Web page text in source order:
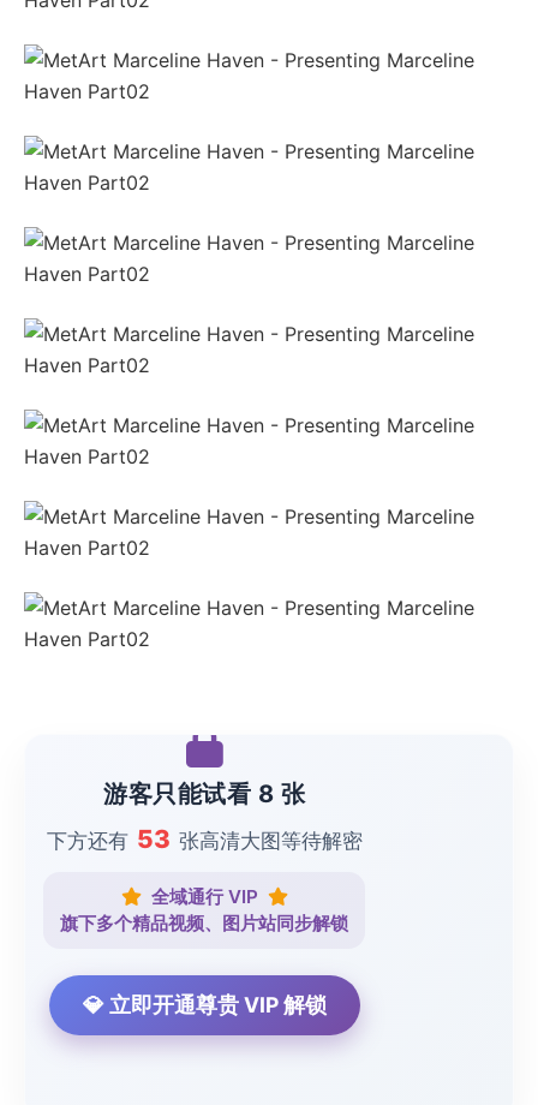
游客只能试看 8 张
下方还有 53 张高清大图等待解密
全域通行 VIP
旗下多个精品视频、图片站同步解锁
💎 立即开通尊贵 VIP 解锁